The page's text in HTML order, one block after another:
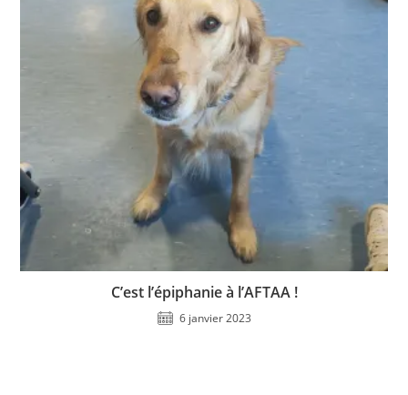
C’est l’épiphanie à l’AFTAA !
6 janvier 2023